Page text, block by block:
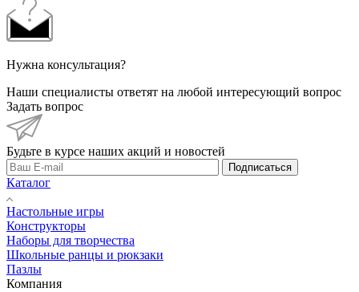
Нужна консультация?
Наши специалисты ответят на любой интересующий вопрос
Задать вопрос
Будьте в курсе наших акций и новостей
Подписаться
Каталог
Настольные игры
Конструкторы
Наборы для творчества
Школьные ранцы и рюкзаки
Пазлы
Компания